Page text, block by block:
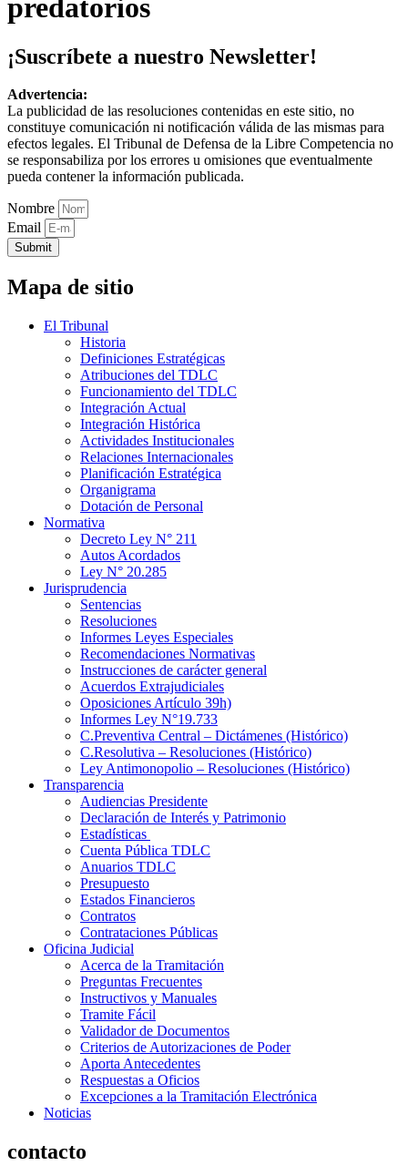
predatorios
¡Suscríbete a nuestro Newsletter!
Advertencia:
La publicidad de las resoluciones contenidas en este sitio, no
constituye comunicación ni notificación válida de las mismas para
efectos legales. El Tribunal de Defensa de la Libre Competencia no
se responsabiliza por los errores u omisiones que eventualmente
pueda contener la información publicada.
Nombre
Email
Submit
Mapa de sitio
El Tribunal
Historia
Definiciones Estratégicas
Atribuciones del TDLC
Funcionamiento del TDLC
Integración Actual
Integración Histórica
Actividades Institucionales
Relaciones Internacionales
Planificación Estratégica
Organigrama
Dotación de Personal
Normativa
Decreto Ley N° 211
Autos Acordados
Ley N° 20.285
Jurisprudencia
Sentencias
Resoluciones
Informes Leyes Especiales
Recomendaciones Normativas
Instrucciones de carácter general
Acuerdos Extrajudiciales
Oposiciones Artículo 39h)
Informes Ley N°19.733
C.Preventiva Central – Dictámenes (Histórico)
C.Resolutiva – Resoluciones (Histórico)
Ley Antimonopolio – Resoluciones (Histórico)
Transparencia
Audiencias Presidente
Declaración de Interés y Patrimonio
Estadísticas
Cuenta Pública TDLC
Anuarios TDLC
Presupuesto
Estados Financieros
Contratos
Contrataciones Públicas
Oficina Judicial
Acerca de la Tramitación
Preguntas Frecuentes
Instructivos y Manuales
Tramite Fácil
Validador de Documentos
Criterios de Autorizaciones de Poder
Aporta Antecedentes
Respuestas a Oficios
Excepciones a la Tramitación Electrónica
Noticias
contacto